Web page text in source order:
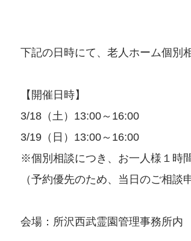
下記の日時にて、老人ホーム個別
【開催日時】
3/18（土）13:00～16:00
3/19（日）13:00～16:00
※個別相談につき、お一人様１時
（予約優先のため、当日のご相談
会場：所沢西武霊園管理事務所内